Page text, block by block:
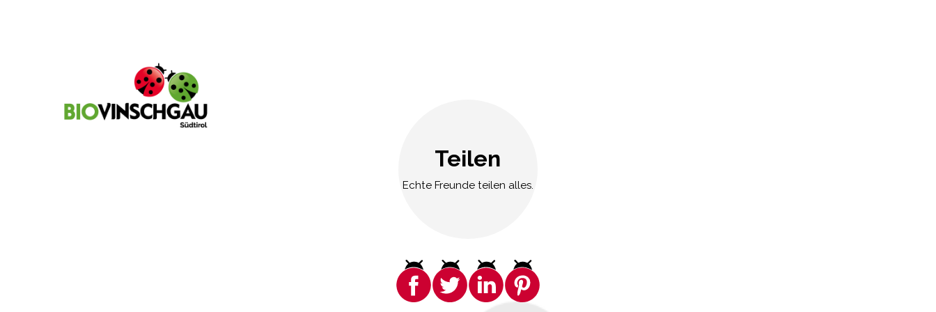
Teilen
Echte Freunde teilen alles.